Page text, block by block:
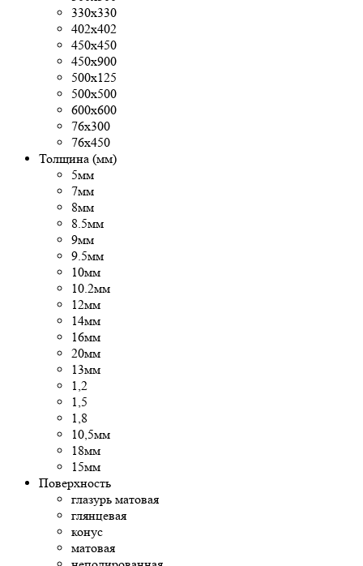
330х330
402х402
450х450
450х900
500x125
500х500
600х600
76х300
76х450
Толщина (мм)
5мм
7мм
8мм
8.5мм
9мм
9.5мм
10мм
10.2мм
12мм
14мм
16мм
20мм
13мм
1,2
1,5
1,8
10,5мм
18мм
15мм
Поверхность
глазурь матовая
глянцевая
конус
матовая